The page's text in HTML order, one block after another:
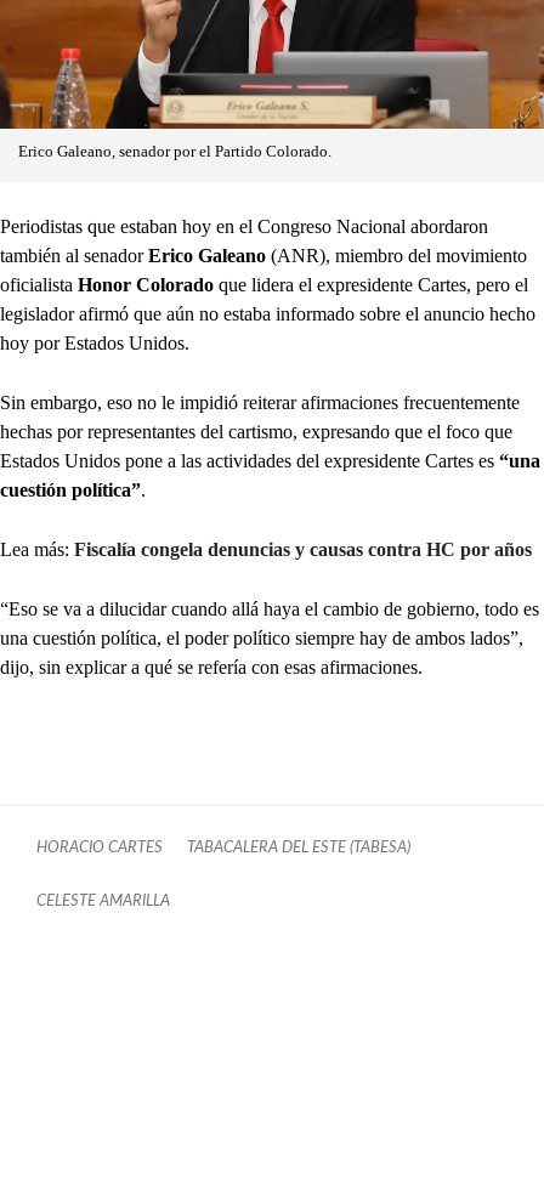
Erico Galeano, senador por el Partido Colorado.
Periodistas que estaban hoy en el Congreso Nacional abordaron
también al senadorErico Galeano (ANR), miembro del movimiento
oficialista Honor Colorado que lidera el expresidente Cartes, pero el
legislador afirmó que aún no estaba informado sobre el anuncio hecho
hoy por Estados Unidos.
Sin embargo, eso no le impidió reiterar afirmaciones frecuentemente
hechas por representantes del cartismo, expresando que el foco que
Estados Unidos pone a las actividades del expresidente Cartes es “una
cuestión política”.
Lea más: Fiscalía congela denuncias y causas contra HC por años
“Eso se va a dilucidar cuando allá haya el cambio de gobierno, todo es
una cuestión política, el poder político siempre hay de ambos lados”,
dijo, sin explicar a qué se refería con esas afirmaciones.
HORACIO CARTES TABACALERA DEL ESTE (TABESA)
CELESTE AMARILLA